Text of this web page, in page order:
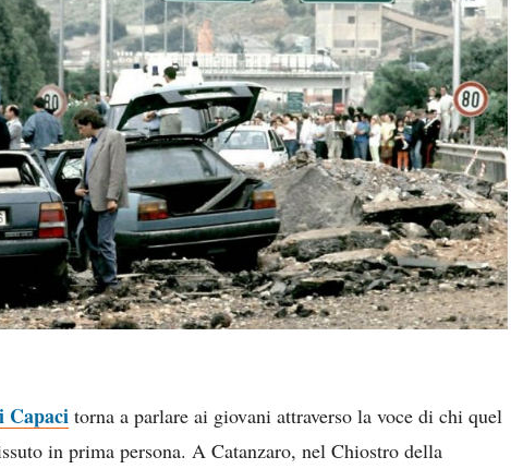
Capaci torna a parlare ai giovani attraverso la voce di chi quel
in prima persona. A Catanzaro, nel Chiostro della